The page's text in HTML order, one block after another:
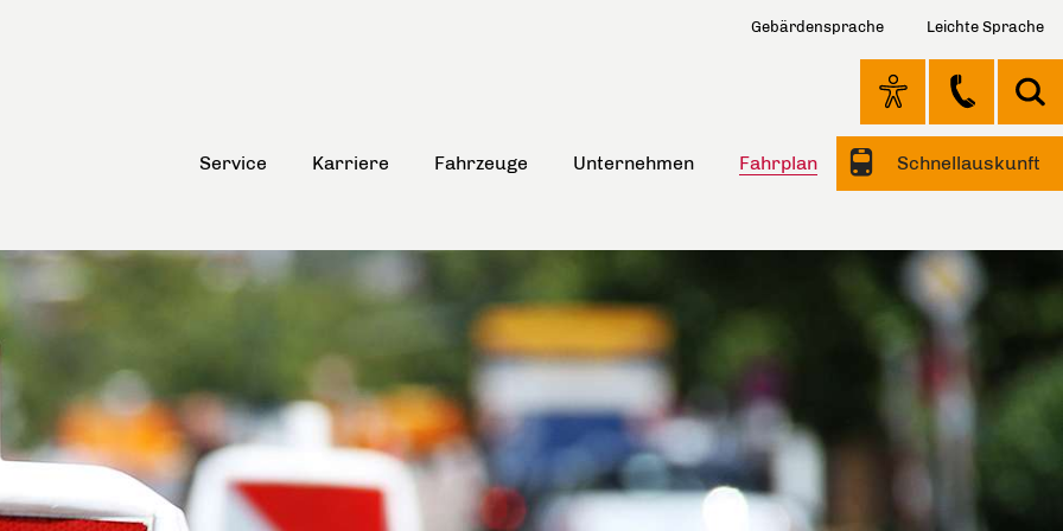
Gebärdensprache Leichte Sprache
Service Karriere Fahrzeuge Unternehmen Fahrplan Schnellauskunft